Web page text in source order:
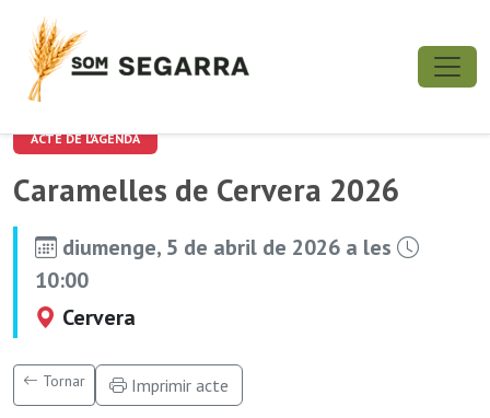
ACTE DE L'AGENDA
Caramelles de Cervera 2026
diumenge, 5 de abril de 2026 a les
10:00
Cervera
Tornar Imprimir acte